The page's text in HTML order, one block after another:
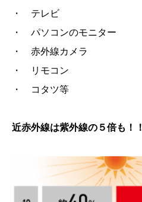
・ テレビ
・ パソコンのモニター
・ 赤外線カメラ
・ リモコン
・ コタツ等
近赤外線は紫外線の ５倍も！！